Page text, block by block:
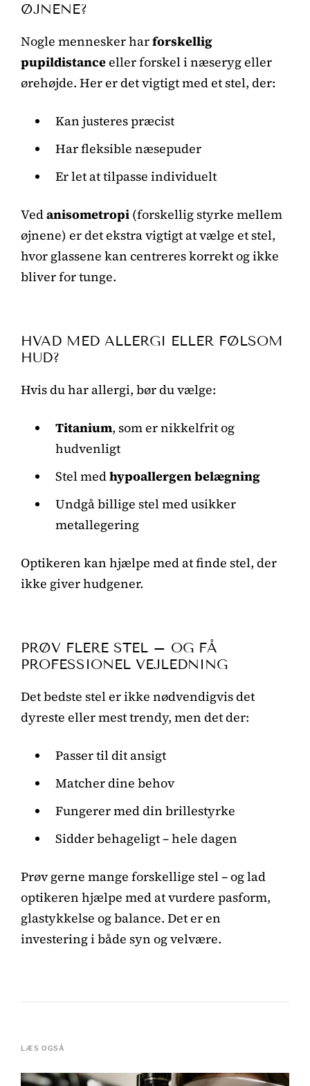
ØJNENE?
Nogle mennesker harforskellig
pupildistanceeller forskel i næseryg eller
ørehøjde. Her er det vigtigt med et stel, der:
Kan justeres præcist
Har fleksible næsepuder
Er let at tilpasse individuelt
Vedanisometropi (forskellig styrke mellem
øjnene) er det ekstra vigtigt at vælge et stel,
hvor glassene kan centreres korrekt og ikke
bliver for tunge.
HVAD MED ALLERGI ELLER FØLSOM
HUD?
Hvis du har allergi, bør du vælge:
Titanium, som er nikkelfrit og
hudvenligt
Stel medhypoallergen belægning
Undgå billige stel med usikker
metallegering
Optikeren kan hjælpe med at finde stel, der
ikke giver hudgener.
PRØV FLERE STEL – OG FÅ
PROFESSIONEL VEJLEDNING
Det bedste stel er ikke nødvendigvis det
dyreste eller mest trendy, men det der:
Passer til dit ansigt
Matcher dine behov
Fungerer med din brillestyrke
Sidder behageligt – hele dagen
Prøv gerne mange forskellige stel – og lad
optikeren hjælpe med at vurdere pasform,
glastykkelse og balance. Det er en
investering i både syn og velvære.
LÆS OGSÅ